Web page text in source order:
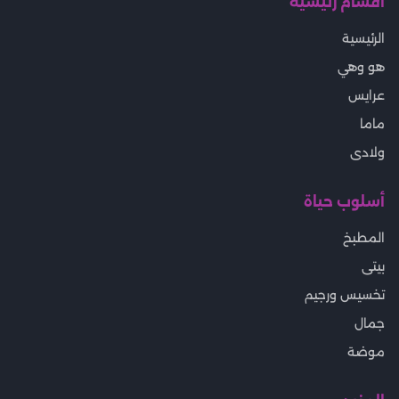
الرئيسية
هو وهي
عرايس
ماما
ولادى
أسلوب حياة
المطبخ
بيتى
تخسيس ورجيم
جمال
موضة